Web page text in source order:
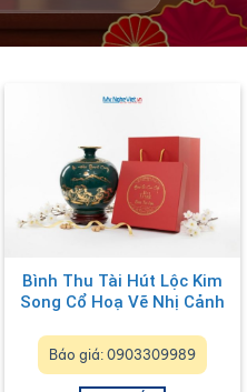
Bình Thu Tài Hút Lộc Kim
Song Cổ Hoạ Vẽ Nhị Cảnh
Sang Trọng
Báo giá: 0903309989